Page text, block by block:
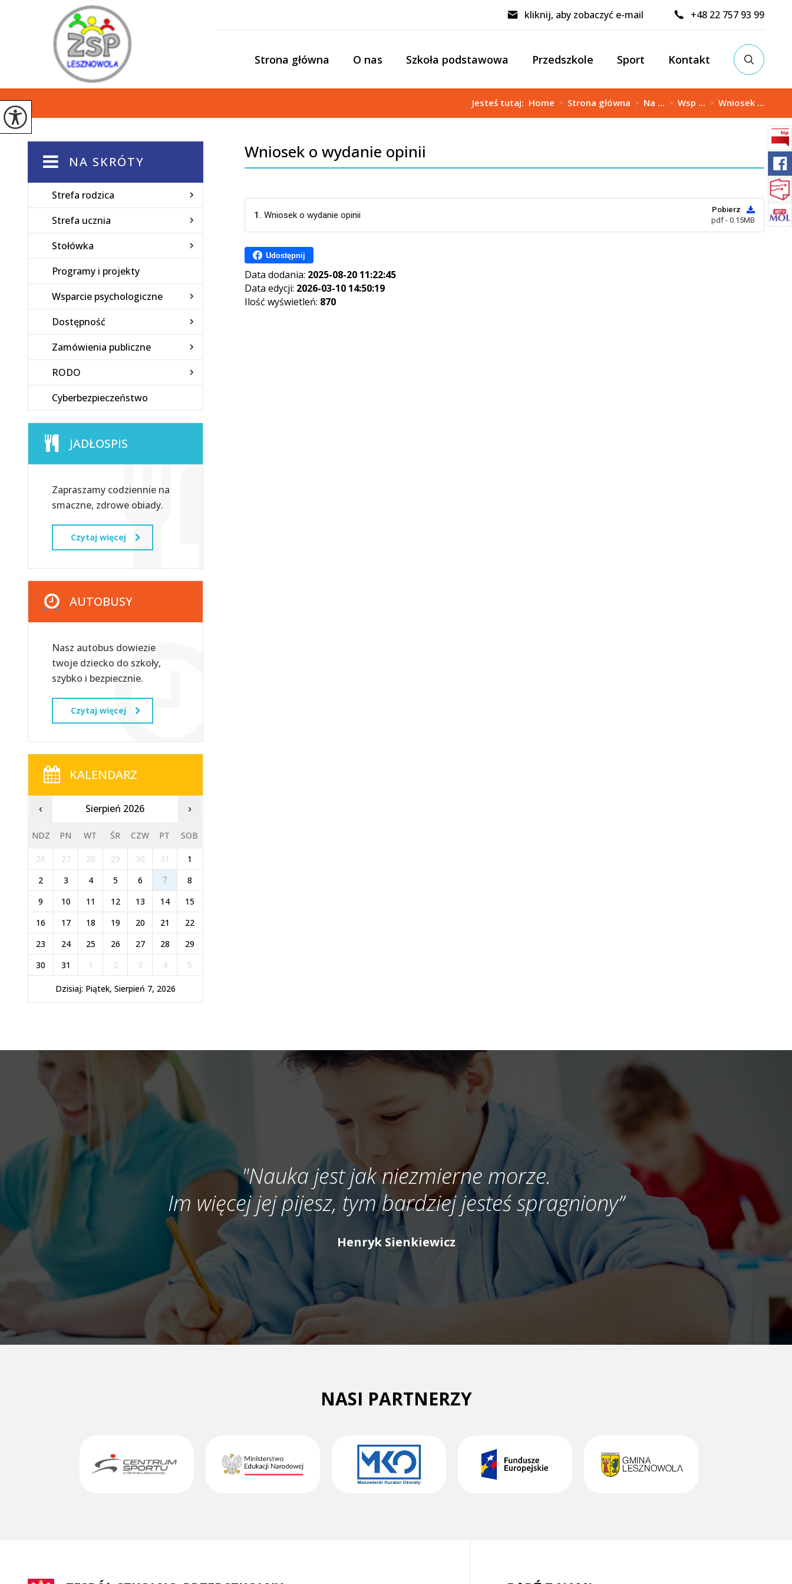
kliknij, aby zobaczyć e-mail +48 22 757 93 99
Strona główna O nas Szkoła podstawowa Przedszkole Sport Kontakt
Jesteś tutaj: Home > Strona główna > Na ... > Wsp ... > Wniosek ...
Wniosek o wydanie opinii
1. Wniosek o wydanie opinii
Pobierz
pdf - 0.15MB
Udostępnij
Data dodania: 2025-08-20 11:22:45
Data edycji: 2026-03-10 14:50:19
Ilość wyświetleń: 870
NA SKRÓTY
Strefa rodzica
Strefa ucznia
Stołówka
Programy i projekty
Wsparcie psychologiczne
Dostępność
Zamówienia publiczne
RODO
Cyberbezpieczeństwo
JADŁOSPIS
Zapraszamy codziennie na
smaczne, zdrowe obiady.
Czytaj więcej
AUTOBUSY
Nasz autobus dowiezie
twoje dziecko do szkoły,
szybko i bezpiecznie.
Czytaj więcej
KALENDARZ
‹ Sierpień 2026 ›
NDZ PN WT ŚR CZW PT SOB
26 27 28 29 30 31
1
2
3 4 5 6 7
8
9
10 11 12 13 14
15
16
17 18 19 20 21
22
23
24 25 26 27 28
29
30
31 1 2 3 4 5
Dzisiaj: Piątek, Sierpień 7, 2026
"Nauka jest jak niezmierne morze.
Im więcej jej pijesz, tym bardziej jesteś spragniony”
Henryk Sienkiewicz
NASI PARTNERZY